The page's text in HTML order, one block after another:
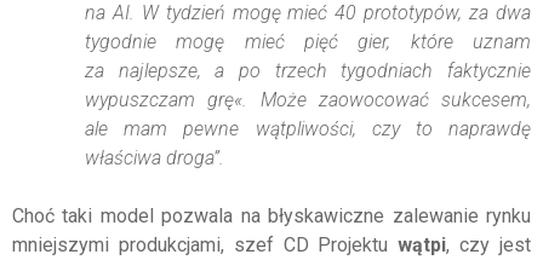
na AI. W tydzień mogę mieć 40 prototypów, za dwa
tygodnie mogę mieć pięć gier, które uznam
za najlepsze, a po trzech tygodniach faktycznie
wypuszczam grę«. Może zaowocować sukcesem,
ale mam pewne wątpliwości, czy to naprawdę
właściwa droga”.
Choć taki model pozwala na błyskawiczne zalewanie rynku
mniejszymi produkcjami, szef CD Projektuwątpi, czy jest